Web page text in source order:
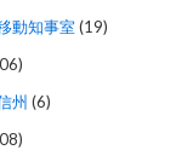
動知事室(19)
州 (6)